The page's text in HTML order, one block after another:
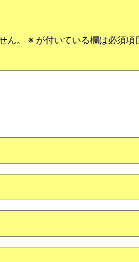
ん。 ※ が付いている欄は必須項